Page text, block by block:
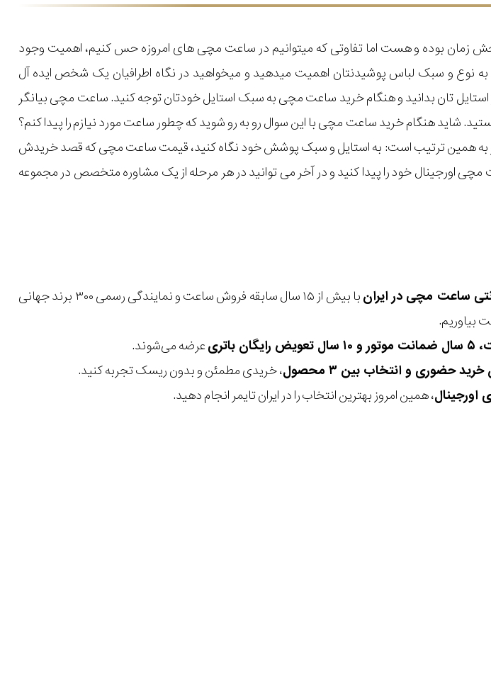
زمان بوده و هست اما تفاوتی که میتوانیم در ساعت مچی های امروزه حس کنیم، اهمیت وجود
نوع و سبک لباس پوشیدنتان اهمیت میدهید و میخواهید در نگاه اطرافیان یک شخص ایده آل
تان بدانید و هنگام خرید ساعت مچی به سبک استایل خودتان توجه کنید. ساعت مچی بیانگر
شاید هنگام خرید ساعت مچی با این سوال رو به رو شوید که چطور ساعت مورد نیازم را پیدا کنم؟
زیر به همین ترتیب است: به استایل و سبک پوشش خود نگاه کنید، قیمت ساعت مچی که قصد خریدش
مچی اورجینال خود را پیدا کنید و در آخر می توانید در هر مرحله از یک مشاوره متخصص در مجموعه
ساعت مچی در ایران
با بیش از ۱۵ سال سابقه فروش ساعت و نمایندگی رسمی ۳۰۰ برند جهانی
بیاوریم.
عرضه می‌شوند.
، خریدی مطمئن و بدون ریسک تجربه کنید.
، همین امروز بهترین انتخاب را در ایران تایمر انجام دهید.